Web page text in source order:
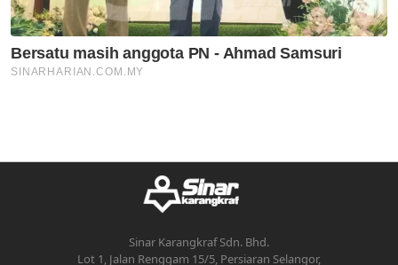
Sinar Karangkraf Sdn. Bhd.
Lot 1, Jalan Renggam 15/5, Persiaran Selangor,